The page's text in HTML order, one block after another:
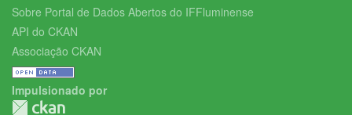
Sobre Portal de Dados Abertos do IFFluminense
API do CKAN
Associação CKAN
Impulsionado por